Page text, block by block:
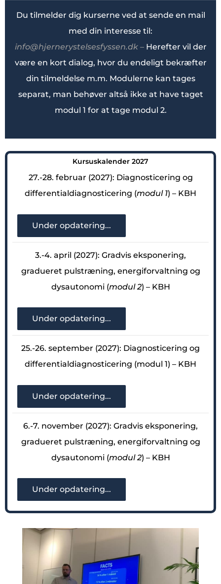
Du tilmelder dig kurserne ved at sende en mail
med din interesse til:
info@hjernerystelsesfyssen.dk – Herefter vil der
være en kort dialog, hvor du endeligt bekræfter
din tilmeldelse m.m. Modulerne kan tages
separat, man behøver altså ikke at have taget
modul 1 for at tage modul 2.
Kursuskalender 2027
27.-28. februar (2027): Diagnosticering og
differentialdiagnosticering (modul 1) – KBH
Under opdatering...
3.-4. april (2027): Gradvis eksponering,
gradueret pulstræning, energiforvaltning og
dysautonomi (modul 2) – KBH
Under opdatering...
25.-26. september (2027): Diagnosticering og
differentialdiagnosticering (modul 1) – KBH
Under opdatering...
6.-7. november (2027): Gradvis eksponering,
gradueret pulstræning, energiforvaltning og
dysautonomi (modul 2) – KBH
Under opdatering...